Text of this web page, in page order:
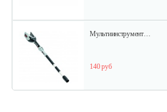
Мультиинструмент…
140 руб